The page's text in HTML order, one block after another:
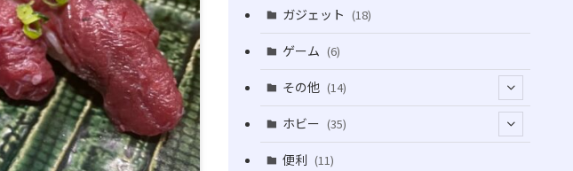
(16)
(1)
(12)
ガジェット (18)
ゲーム (6)
その他 (14)
(1)
ホビー (35)
便利 (11)